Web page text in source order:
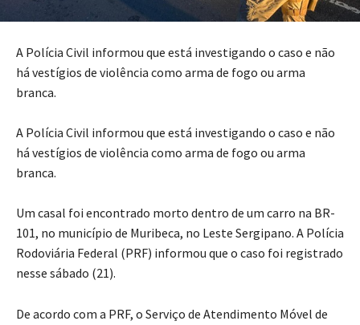
A Polícia Civil informou que está investigando o caso e não
há vestígios de violência como arma de fogo ou arma
branca.
A Polícia Civil informou que está investigando o caso e não
há vestígios de violência como arma de fogo ou arma
branca.
Um casal foi encontrado morto dentro de um carro na BR-
101, no município de Muribeca, no Leste Sergipano. A Polícia
Rodoviária Federal (PRF) informou que o caso foi registrado
nesse sábado (21).
De acordo com a PRF, o Serviço de Atendimento Móvel de